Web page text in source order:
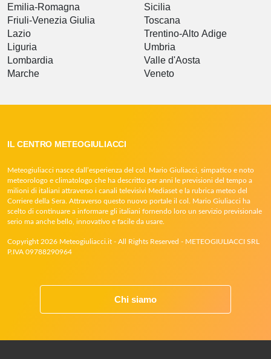
Emilia-Romagna
Friuli-Venezia Giulia
Lazio
Liguria
Lombardia
Marche
Sicilia
Toscana
Trentino-Alto Adige
Umbria
Valle d'Aosta
Veneto
IL CENTRO METEOGIULIACCI
Meteogiuliacci nasce dall’esperienza del col. Mario Giuliacci, simpatico e noto
meteorologo e climatologo che ha descritto per anni le previsioni del tempo a
milioni di italiani attraverso i canali televisivi Mediaset e la rubrica meteo del
Corriere della Sera. Attraverso questo nuovo portale il col. Mario Giuliacci ha
scelto di continuare a informare gli italiani fornendo loro un servizio previsionale
serio ma anche bello, innovativo e facile da usare.
Copyright 2026 Meteogiuliacci.it - All Rights Reserved - METEOGIULIACCI SRL
P.IVA 09788290964
Chi siamo